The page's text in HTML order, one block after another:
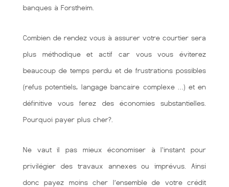
banques à Forstheim.
Combien de rendez vous à assurer votre courtier sera
plus méthodique et actif car vous vous éviterez
beaucoup de temps perdu et de frustrations possibles
(refus potentiels, langage bancaire complexe …) et en
définitive vous ferez des économies substantielles.
Pourquoi payer plus cher?.
Ne vaut il pas mieux économiser à l'instant pour
privilégier des travaux annexes ou imprévus. Ainsi
donc payez moins cher l’ensemble de votre crédit